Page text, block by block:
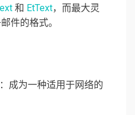
和 EtText，而最大灵
件的格式。
成为一种适用于网络的